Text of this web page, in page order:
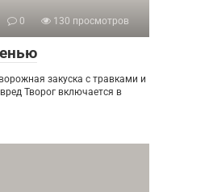
0 130 просмотров
закуска с травками и
Творог включается в